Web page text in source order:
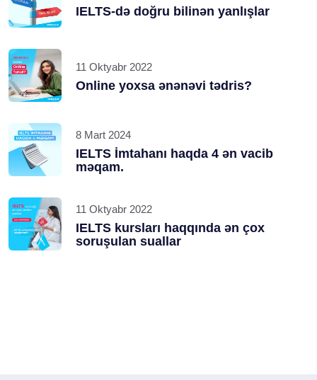
IELTS-də doğru bilinən yanlışlar
11 Oktyabr 2022
Online yoxsa ənənəvi tədris?
8 Mart 2024
IELTS İmtahanı haqda 4 ən vacib
məqam.
11 Oktyabr 2022
IELTS kursları haqqında ən çox
soruşulan suallar